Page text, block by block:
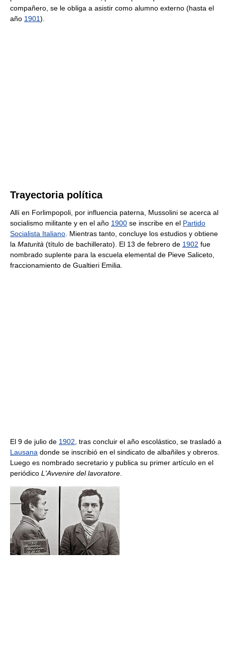
compañero, se le obliga a asistir como alumno externo (hasta el
año 1901).
Trayectoria política
Allí en Forlimpopoli, por influencia paterna, Mussolini se acerca al
socialismo militante y en el año 1900 se inscribe en el Partido
Socialista Italiano . Mientras tanto, concluye los estudios y obtiene
la Maturità (título de bachillerato). El 13 de febrero de 1902 fue
nombrado suplente para la escuela elemental de Pieve Saliceto,
fraccionamiento de Gualtieri Emilia.
El 9 de julio de 1902 , tras concluir el año escolástico, se trasladó a
Lausana donde se inscribió en el sindicato de albañiles y obreros.
Luego es nombrado secretario y publica su primer artículo en el
periódico L'Avvenire del lavoratore